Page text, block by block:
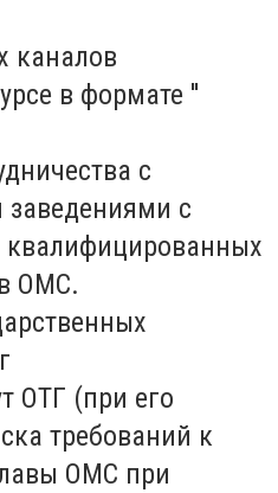
каналов
в формате ''
с
с
ОМС.
ОТГ (при его
требований к
ОМС при